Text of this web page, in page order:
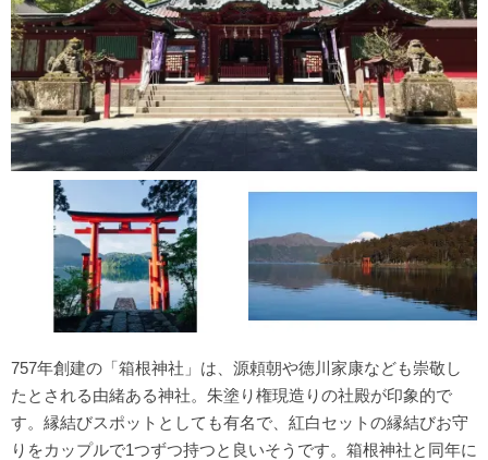
757年創建の「箱根神社」は、源頼朝や徳川家康なども崇敬し
たとされる由緒ある神社。朱塗り権現造りの社殿が印象的で
す。縁結びスポットとしても有名で、紅白セットの縁結びお守
りをカップルで1つずつ持つと良いそうです。箱根神社と同年に